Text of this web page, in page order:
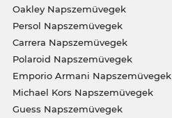
Oakley Napszemüvegek
Persol Napszemüvegek
Carrera Napszemüvegek
Polaroid Napszemüvegek
Emporio Armani Napszemüvegek
Michael Kors Napszemüvegek
Guess Napszemüvegek